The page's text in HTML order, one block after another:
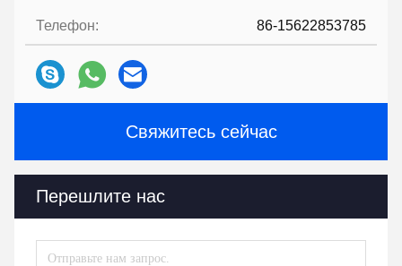
Телефон: 86-15622853785
Свяжитесь сейчас
Перешлите нас